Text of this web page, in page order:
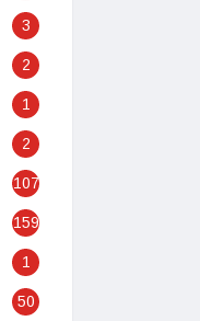
3
2
1
2
107
159
1
50